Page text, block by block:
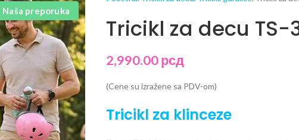
Naša preporuka
Tricikl za decu
2,990.00рсд
(Cene su izražene sa PDV-om)
Tricikl za klinceze